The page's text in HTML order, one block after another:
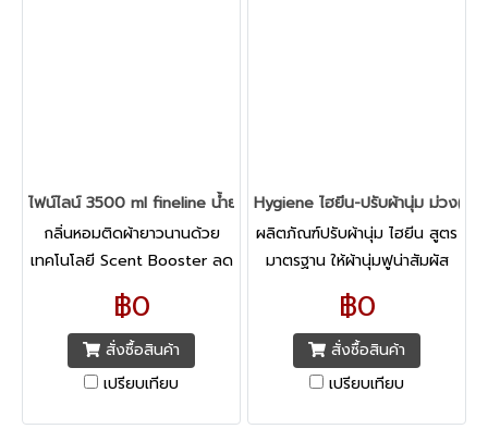
ไฟน์ไลน์ 3500 ml fineline น้ำยาปรับผ้านุ่ม (สอบถามราคา)
กลิ่นหอมติดผ้ายาวนานด้วย
เทคโนโลยี Scent Booster ลด
กลิ่นอับชื้น ผ้านุ่มฟูขึ้น 3 เท่า รีด
ง่ายและเร็วขึ้น
฿0
สั่งซื้อสินค้า
เปรียบเทียบ
Hygiene ไฮยีน-ปรับผ้านุ่ม ม่วง(สอ
ผลิตภัณฑ์ปรับผ้านุ่ม ไฮยีน สูตร
มาตรฐาน ให้ผ้านุ่มฟูน่าสัมผัส
พลิ้วสวยไม่ลีบติดตัวและรีด
เรียบง่าย มาพร้อมกลิ่นหอม
สะอาดสดชื่น ลดกลิ่นอับชื้น
฿0
สั่งซื้อสินค้า
เปรียบเทียบ